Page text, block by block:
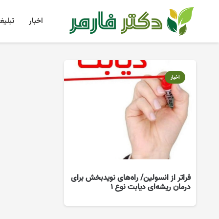
اخبار
اخبار
فراتر از انسولین/ راه‌های نویدبخش برای
درمان ریشه‌ای دیابت نوع ۱